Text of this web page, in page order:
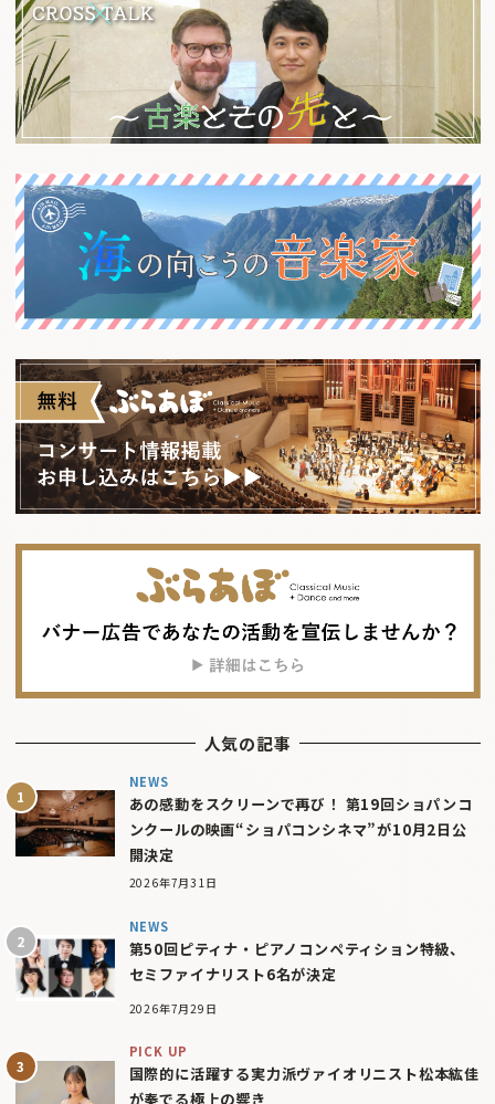
人気の記事
NEWS
あの感動をスクリーンで再び！ 第19回ショパンコ
ンクールの映画“ショパコンシネマ”が10月2日公
開決定
2026年7月31日
NEWS
第50回ピティナ・ピアノコンペティション特級、
セミファイナリスト6名が決定
2026年7月29日
PICK UP
国際的に活躍する実力派ヴァイオリニスト松本紘佳
が奏でる極上の響き